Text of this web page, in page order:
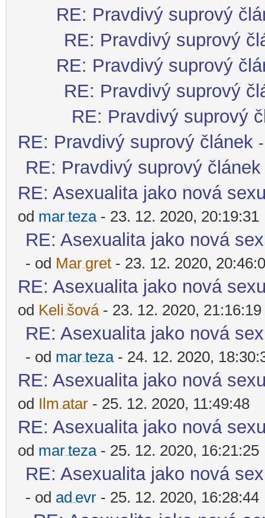
RE: Pravdivý suprový
RE: Pravdivý suprový
RE: Pravdivý suprový
RE: Pravdivý suprový
RE: Pravdivý suprový
RE: Pravdivý suprový článek
RE: Pravdivý suprový článek
RE: Asexualita jako nová
od mar -diskusni-forum-
teza- 23. 12. 2020, 20:19:31
RE: Asexualita jako nová
- od Mar -diskusni-forum-
gret - 23. 12. 2020,
RE: Asexualita jako nová
od Keli -diskusni-forum-
šová- 23. 12. 2020, 21:16:19
RE: Asexualita jako nová
- od mar -diskusni-forum-
teza- 24. 12. 2020,
RE: Asexualita jako nová
od Ilm -diskusni-forum-
atar - 25. 12. 2020, 11:49:48
RE: Asexualita jako nová
od mar -diskusni-forum-
teza- 25. 12. 2020, 16:21:25
RE: Asexualita jako nová
- od ad -diskusni-forum-
evr - 25. 12. 2020, 16:28:44